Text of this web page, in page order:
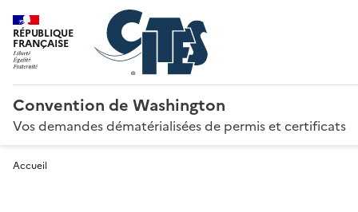
RÉPUBLIQUE
FRANÇAISE
Convention de Washington
Vos demandes dématérialisées de permis et certificats
Accueil